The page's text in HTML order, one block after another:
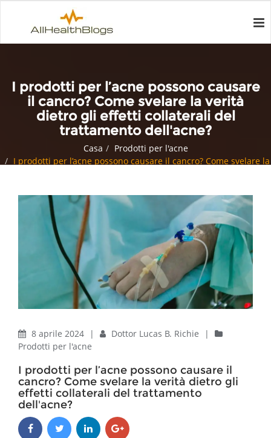
I prodotti per l’acne possono causare
il cancro? Come svelare la verità
dietro gli effetti collaterali del
trattamento dell'acne?
Casa
Prodotti per l'acne
I prodotti per l’acne possono causare il cancro? Come svelare la
8 aprile 2024 | Dottor Lucas B. Richie
|
Prodotti per l'acne
I prodotti per l’acne possono causare il
cancro? Come svelare la verità dietro gli
effetti collaterali del trattamento
dell'acne?